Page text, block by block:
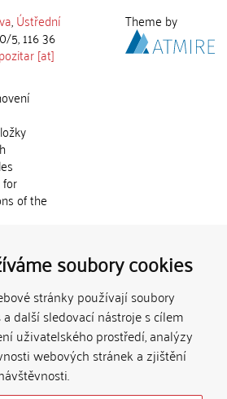
soubory cookies
stránky používají soubory
a další sledovací nástroje s cílem
uživatelského prostředí, analýzy
webových stránek a zjištění
,Ústřední
5, 116 36
[at]
of the
k
vydávány
jinou
autora.
shall not
of
other
Theme by